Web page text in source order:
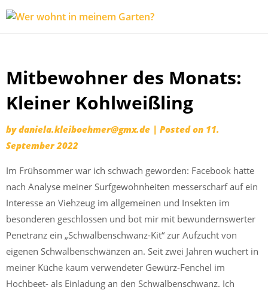
wohnt
meinem
Garten?
vor der
to
Mitbewohner des Monats:
Kleiner Kohlweißling
bydaniela.kleiboehmer@gmx.de | Posted on 11.
September 2022
Im Frühsommer war ich schwach geworden: Facebook hatte
nach Analyse meiner Surfgewohnheiten messerscharf auf ein
Interesse an Viehzeug im allgemeinen und Insekten im
besonderen geschlossen und bot mir mit bewundernswerter
Penetranz ein „Schwalbenschwanz-Kit“ zur Aufzucht von
eigenen Schwalbenschwänzen an. Seit zwei Jahren wuchert in
meiner Küche kaum verwendeter Gewürz-Fenchel im
Hochbeet- als Einladung an den Schwalbenschwanz. Ich